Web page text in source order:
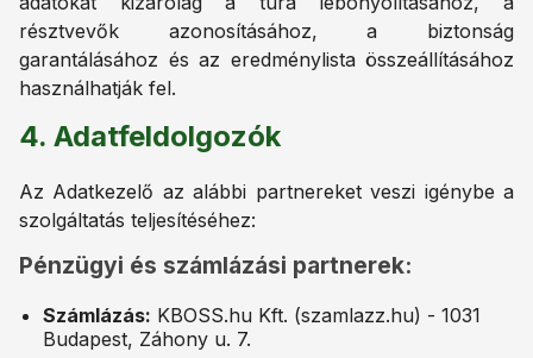
résztvevők azonosításához, a biztonság
garantálásához és az eredménylista összeállításához
használhatják fel.
4. Adatfeldolgozók
Az Adatkezelő az alábbi partnereket veszi igénybe a
szolgáltatás teljesítéséhez:
Pénzügyi és számlázási partnerek:
Számlázás: KBOSS.hu Kft. (szamlazz.hu) - 1031
Budapest, Záhony u. 7.